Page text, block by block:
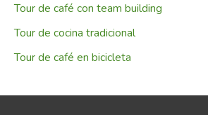
Tour de café con team building
Tour de cocina tradicional
Tour de café en bicicleta